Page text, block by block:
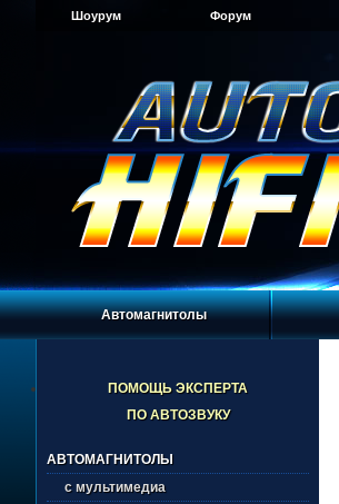
Шоурум Форум
Автомагнитолы
ПОМОЩЬ ЭКСПЕРТА
ПО АВТОЗВУКУ
АВТОМАГНИТОЛЫ
с мультимедиа